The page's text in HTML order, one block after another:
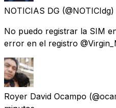
NOTICIAS DG
No puedo registrar la SIM
error en el registro
Royer David Ocampo